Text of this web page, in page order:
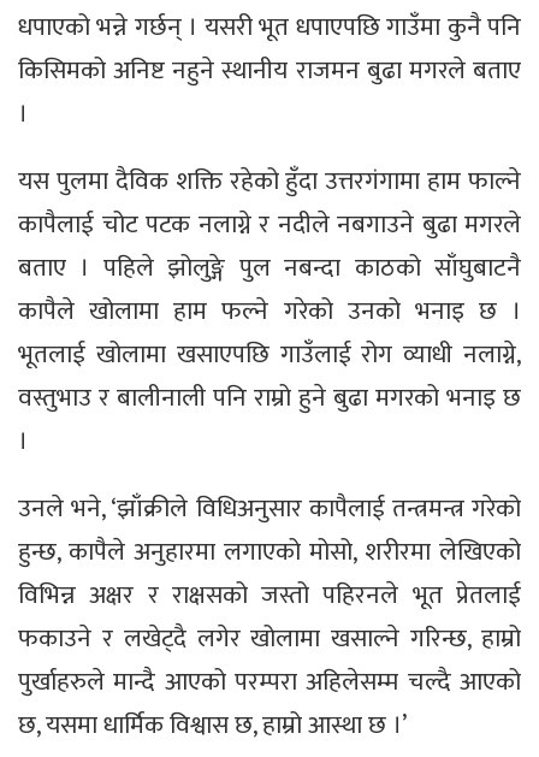
धपाएको भन्ने गर्छन् । यसरी भूत धपाएपछि गाउँमा कुनै पनि
किसिमको अनिष्ट नहुने स्थानीय राजमन बुढा मगरले बताए
।
यस पुलमा दैविक शक्ति रहेको हुँदा उत्तरगंगामा हाम फाल्ने
कापैलाई चोट पटक नलाग्ने र नदीले नबगाउने बुढा मगरले
बताए । पहिले झोलुङ्गे पुल नबन्दा काठको साँघुबाटनै
कापैले खोलामा हाम फल्ने गरेको उनको भनाइ छ ।
भूतलाई खोलामा खसाएपछि गाउँलाई रोग व्याधी नलाग्ने,
वस्तुभाउ र बालीनाली पनि राम्रो हुने बुढा मगरको भनाइ छ
।
उनले भने, ‘झाँक्रीले विधिअनुसार कापैलाई तन्त्रमन्त्र गरेको
हुन्छ, कापैले अनुहारमा लगाएको मोसो, शरीरमा लेखिएको
विभिन्न अक्षर र राक्षसको जस्तो पहिरनले भूत प्रेतलाई
फकाउने र लखेट्दै लगेर खोलामा खसाल्ने गरिन्छ, हाम्रो
पुर्खाहरुले मान्दै आएको परम्परा अहिलेसम्म चल्दै आएको
छ, यसमा धार्मिक विश्वास छ, हाम्रो आस्था छ ।’